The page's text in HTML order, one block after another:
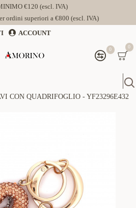
€120 (escl. IVA)
ordini superiori a €800 (escl. IVA)
ACCOUNT
0 0
CON QUADRIFOGLIO - YF23296E432